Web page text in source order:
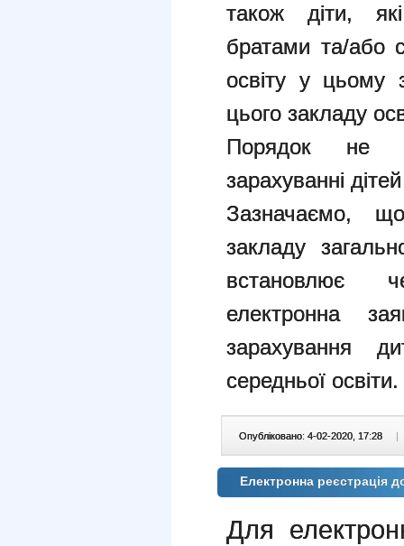
також діти,
братами та/або
освіту у цьому
цього закладу
Порядок не
зарахуванні
Зазначаємо,
закладу
встановлює
електронна
зарахування
середньої освіти.
Опубліковано: 4-02-2020, 17:28 |
Електронна реєстрація
Для